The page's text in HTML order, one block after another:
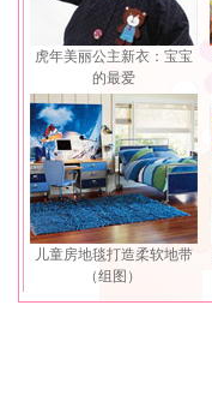
虎年美丽公主新衣：宝宝
的最爱
儿童房地毯打造柔软地带
（组图）